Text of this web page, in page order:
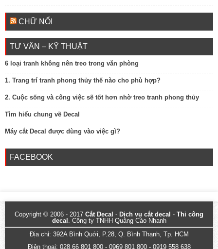
CHỮ NỔI
TƯ VẤN – KỸ THUẬT
6 loại tranh không nên treo trong văn phòng
1. Trang trí tranh phong thủy thế nào cho phù hợp?
2. Cuộc sống và công việc sẽ tốt hơn nhờ treo tranh phong thủy
Tìm hiểu chung về Decal
Máy cắt Decal được dùng vào việc gì?
FACEBOOK
Copyright © 2006 - 2017 Cắt Decal - Dịch vụ cắt decal - Thi công
decal . Công ty TNHH Quảng Cáo Nhanh
Địa chỉ: 392A Bình Quới, P.28, Q. Bình Thạnh, Tp. HCM
Điện thoại: 028.66 801 800 - 0969 801 800 - 0919 558 638